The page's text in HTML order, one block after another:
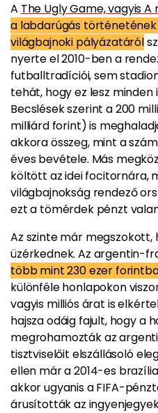
A The Ugly Game, vagyis
a labdarúgás
világbajnoki pályázatáról
nyerte el 2010-ben a
futballtradíciói, sem
tehát, hogy ez lesz
Becslések szerint a 200
milliárd forint) is
akkora összeg, mint a
éves bevétele. Más
költött az idei focitornára,
világbajnokság rendező
ezt a tömérdek pénzt
Az szinte már megszokott,
üzérkednek. Az argentin-
több mint 230 ezer
különféle honlapokon
vagyis milliós árat is
hajsza odáig fajult, hogy a
megrohamoztákaz
tisztviselőit elszállásoló
ellen már a 2014-es
akkor ugyanis a FIFA-
árusították az